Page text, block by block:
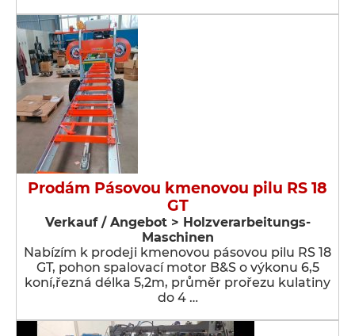
Prodám Pásovou kmenovou pilu RS 18
GT
Verkauf / Angebot > Holzverarbeitungs-
Maschinen
Nabízím k prodeji kmenovou pásovou pilu RS 18
GT, pohon spalovací motor B&S o výkonu 6,5
koní,řezná délka 5,2m, průměr prořezu kulatiny
do 4 …